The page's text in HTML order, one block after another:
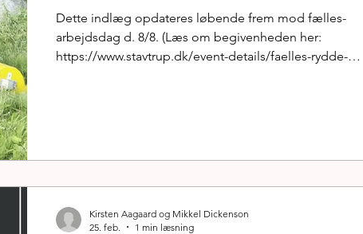
Stavtrup IF
Dette indlæg opdateres løbende frem mod fælles-
arbejdsdag d. 8/8. (Læs om begivenheden her:
https://www.stavtrup.dk/event-details/faelles-rydde-
Afventer...
Kirsten Aagaard og Mikkel Dickenson
25. feb.
1 min læsning